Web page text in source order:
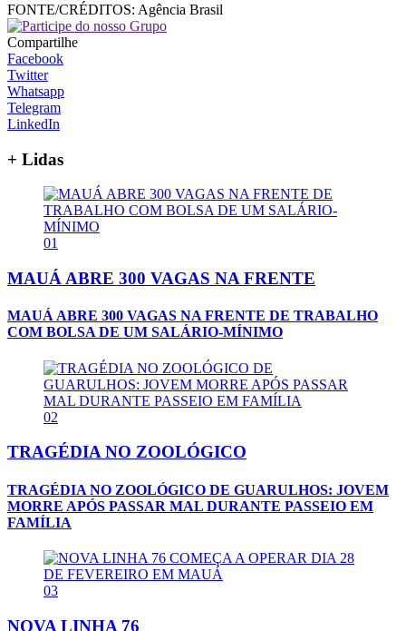
FONTE/CRÉDITOS: Agência Brasil
Compartilhe
Facebook
Twitter
Whatsapp
Telegram
LinkedIn
+ Lidas
01
MAUÁ ABRE 300 VAGAS NA FRENTE
MAUÁ ABRE 300 VAGAS NA FRENTE DE TRABALHO
COM BOLSA DE UM SALÁRIO-MÍNIMO
02
TRAGÉDIA NO ZOOLÓGICO
TRAGÉDIA NO ZOOLÓGICO DE GUARULHOS: JOVEM
MORRE APÓS PASSAR MAL DURANTE PASSEIO EM
FAMÍLIA
03
NOVA LINHA 76